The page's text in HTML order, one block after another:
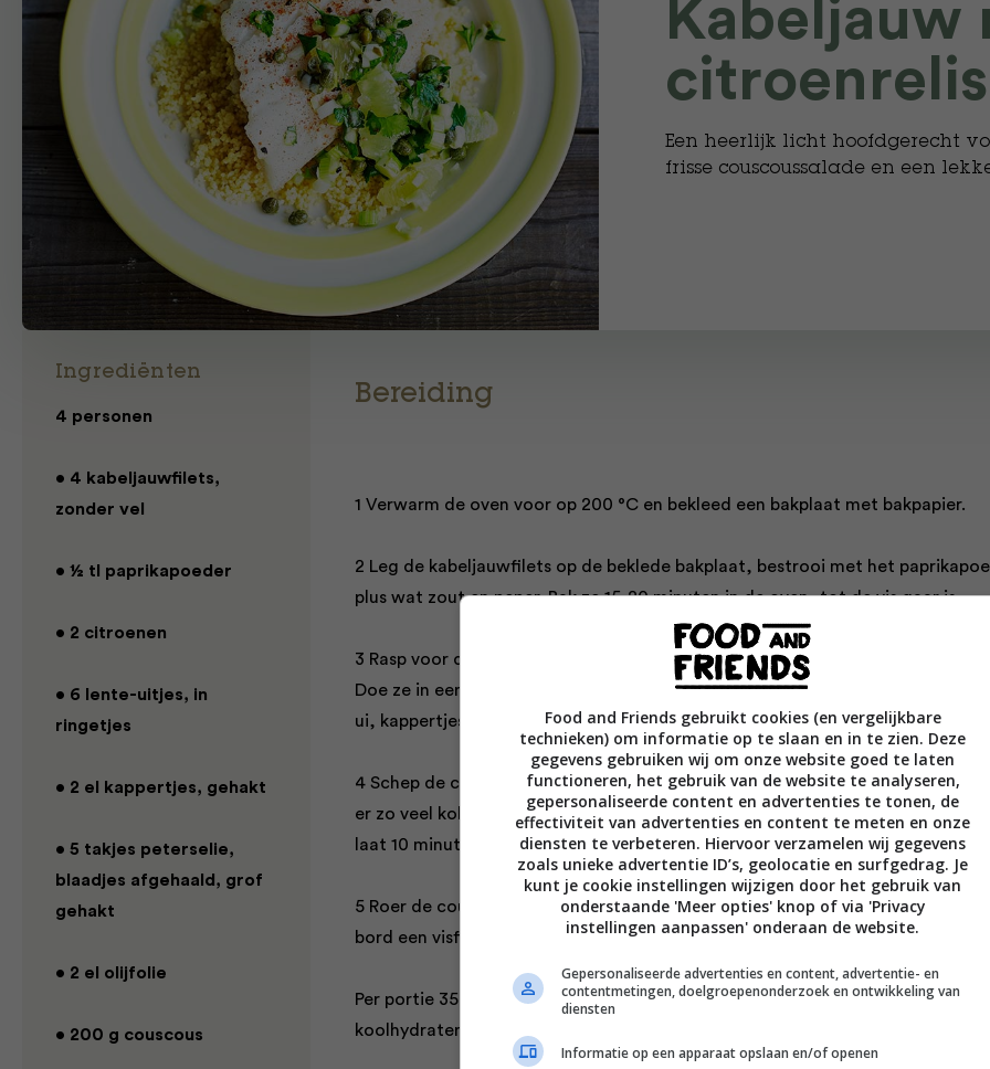
Kabeljauw
Een heerlijk licht hoofdgerecht
frisse couscoussalade en een
Ingrediënten
4 personen
• 4 kabeljauwfilets,
zonder vel
• ½ tl paprikapoeder
• 2 citroenen
• 6 lente-uitjes, in
ringetjes
• 2 el kappertjes, gehakt
• 5 takjes peterselie,
blaadjes afgehaald, grof
gehakt
• 2 el olijfolie
• 200 g couscous
Bereiding
1 Verwarm de oven voor op 200 °C en bekleed een bakplaat met bakpapier.
2 Leg de kabeljauwfilets op de beklede bakplaat, bestrooi met het
plus wat zout en peper. Bak ze 15-20 minuten in de oven, tot de vis gaar is.
3 Rasp voor de relish de schil van de citroenen en snijd het vruchtvlees in
Doe ze in een kom samen met het vrijgekomen sap. Roer de ringetjes lente-
ui, kappertjes, peterselie en één eetlepel olijfolie erdoor.
4 Schep de couscous in een andere kom en voeg de rest van de olie toe.
er zo veel kokend water bij tot alle korrels onderstaan, dek af met een bord en
laat 10 minuten staan.
5 Roer de couscous los met een vork. Verdeel het over 4 diepe borden, leg op
bord een visfilet en als laatste een grote eetlepel relish.
Per portie 353,4 kcal, 8,5 g vet (1,3 g verzadigd), 29,7 g eiwit, 37,8 g
koolhydraten, 2,6 g suikers
Food and Friends gebruikt cookies (en vergelijkbare
technieken) om informatie op te slaan en in te zien. Deze
gegevens gebruiken wij om onze website goed te laten
functioneren, het gebruik van de website te analyseren,
gepersonaliseerde content en advertenties te tonen, de
effectiviteit van advertenties en content te meten en onze
diensten te verbeteren. Hiervoor verzamelen wij gegevens
zoals unieke advertentie ID’s, geolocatie en surfgedrag. Je
kunt je cookie instellingen wijzigen door het gebruik van
onderstaande 'Meer opties' knop of via 'Privacy
instellingen aanpassen' onderaan de website.
Gepersonaliseerde advertenties en content, advertentie- en
contentmetingen, doelgroepenonderzoek en ontwikkeling van
diensten
Informatie op een apparaat opslaan en/of openen